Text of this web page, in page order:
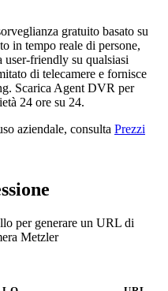
gratuito basato su
in tempo reale di persone,
friendly su qualsiasi
di telecamere e fornisce
Scarica Agent DVR per
24 ore su 24.
aziendale, consulta Prezzi
per generare un URL di
Metzler